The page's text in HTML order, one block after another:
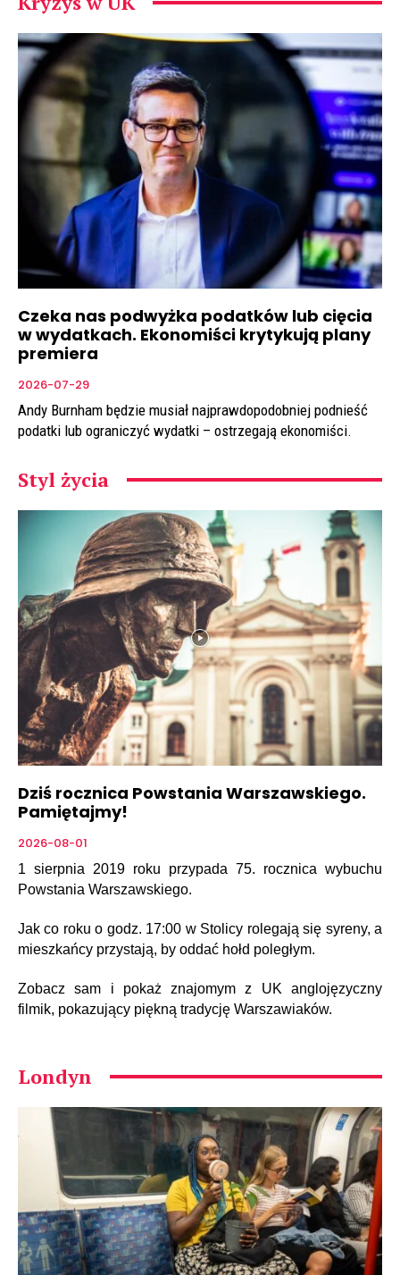
Czeka nas podwyżka podatków lub cięcia
w wydatkach. Ekonomiści krytykują plany
premiera
2026-07-29
Andy Burnham będzie musiał najprawdopodobniej podnieść
podatki lub ograniczyć wydatki – ostrzegają ekonomiści.
Styl życia
Dziś rocznica Powstania Warszawskiego.
Pamiętajmy!
2026-08-01
1 sierpnia 2019 roku przypada 75. rocznica wybuchu
Powstania Warszawskiego.
Jak co roku o godz. 17:00 w Stolicy rolegają się syreny, a
mieszkańcy przystają, by oddać hołd poległym.
Zobacz sam i pokaż znajomym z UK anglojęzyczny
filmik, pokazujący piękną tradycję Warszawiaków.
Londyn